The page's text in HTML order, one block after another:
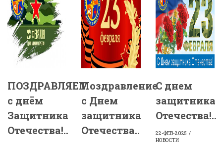
ПОЗДРАВЛЯЕМ
с днём
Защитника
Отечества!..
Поздравление
с Днем
защитника
Отечества..
С днем
защитника
Отечества!..
22-ФЕВ-2025
НОВОСТИ